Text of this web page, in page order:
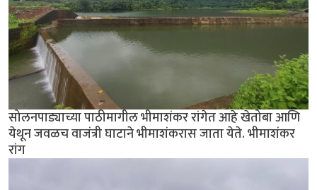
सोलनपाड्याच्या पाठीमागील भीमाशंकर रांगेत आहे खेतोबा आणि
येथून जवळच वाजंत्री घाटाने भीमाशंकरास जाता येते. भीमाशंकर
रांग